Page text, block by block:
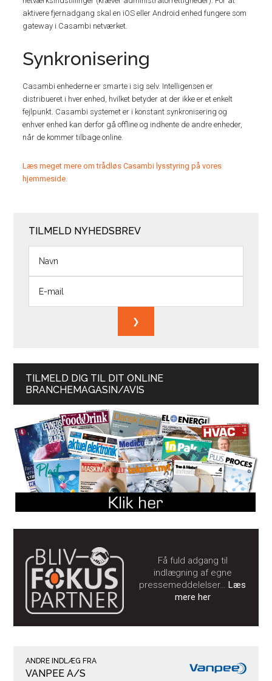
aktivere fjernadgang skal en iOS eller Android enhed fungere som
gateway i Casambi netværket.
Synkronisering
Casambi enhederne er smarte i sig selv. Intelligensen er
distribueret i hver enhed, hvilket betyder at der ikke er et enkelt
fejlpunkt. Casambi systemet er i konstant synkronisering og
enhver enhed kan derfor gå offline og indhente de andre enheder,
når de kommer tilbage online.
Læs meget mere om trådløs Casambi lysstyring på vores
hjemmeside.
TILMELD NYHEDSBREV
TILMELD DIG TIL DIT ONLINE
BRANCHEMAGASIN/AVIS
Få fuld adgang til
indlægning af egne
pressemeddelelser…Læs
mere her
ANDRE INDLÆG FRA
VANPEE A/S